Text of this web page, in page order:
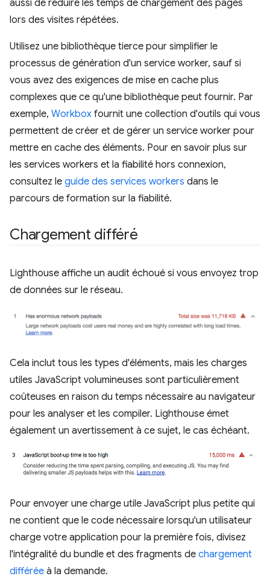
aussi de réduire les temps de chargement des pages
lors des visites répétées.
Utilisez une bibliothèque tierce pour simplifier le
processus de génération d'un service worker, sauf si
vous avez des exigences de mise en cache plus
complexes que ce qu'une bibliothèque peut fournir. Par
exemple, Workbox fournit une collection d'outils qui vous
permettent de créer et de gérer un service worker pour
mettre en cache des éléments. Pour en savoir plus sur
les services workers et la fiabilité hors connexion,
consultez le guide des services workers dans le
parcours de formation sur la fiabilité.
Chargement différé
Lighthouse affiche un audit échoué si vous envoyez trop
de données sur le réseau.
Cela inclut tous les types d'éléments, mais les charges
utiles JavaScript volumineuses sont particulièrement
coûteuses en raison du temps nécessaire au navigateur
pour les analyser et les compiler. Lighthouse émet
également un avertissement à ce sujet, le cas échéant.
Pour envoyer une charge utile JavaScript plus petite qui
ne contient que le code nécessaire lorsqu'un utilisateur
charge votre application pour la première fois, divisez
l'intégralité du bundle et des fragments de chargement
différée à la demande.